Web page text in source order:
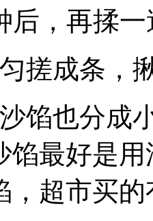
后，再揉
搓成条，
馅也分成
馅最好是
，超市买